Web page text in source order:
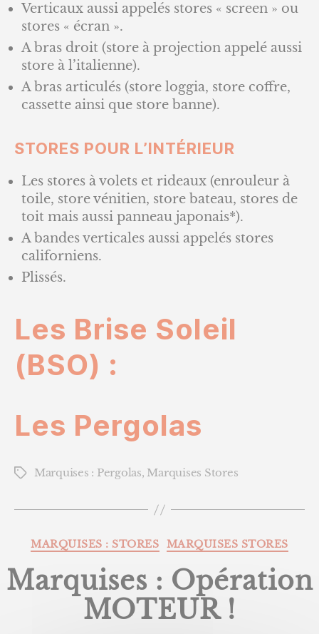
Verticaux aussi appelés stores « screen » ou
stores « écran ».
A bras droit (store à projection appelé aussi
store à l’italienne).
A bras articulés (store loggia, store coffre,
cassette ainsi que store banne).
STORES POUR L’INTÉRIEUR
Les stores à volets et rideaux (enrouleur à
toile, store vénitien, store bateau, stores de
toit mais aussi panneau japonais*).
A bandes verticales aussi appelés stores
californiens.
Plissés.
Les Brise Soleil
(BSO) :
Les Pergolas
Étiquettes
Marquises : Pergolas, Marquises Stores
Catégories
MARQUISES : STORES MARQUISES STORES
Marquises : Opération
MOTEUR !